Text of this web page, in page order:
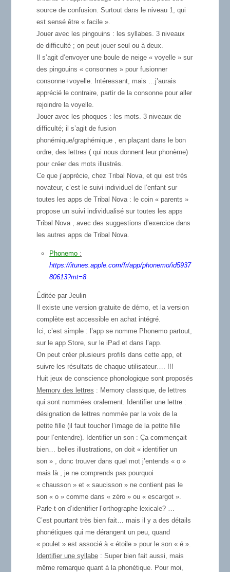
source de confusion. Surtout dans le niveau 1, qui
est sensé être « facile ».
Jouer avec les pingouins : les syllabes. 3 niveaux
de difficulté ; on peut jouer seul ou à deux.
Il s’agit d’envoyer une boule de neige « voyelle » sur
des pingouins « consonnes » pour fusionner
consonne+voyelle. Intéressant, mais …j’aurais
apprécié le contraire, partir de la consonne pour aller
rejoindre la voyelle.
Jouer avec les phoques : les mots. 3 niveaux de
difficulté; il s’agit de fusion
phonémique/graphémique , en plaçant dans le bon
ordre, des lettres ( qui nous donnent leur phonème)
pour créer des mots illustrés.
Ce que j’apprécie, chez Tribal Nova, et qui est très
novateur, c’est le suivi individuel de l’enfant sur
toutes les apps de Tribal Nova : le coin « parents »
propose un suivi individualisé sur toutes les apps
Tribal Nova , avec des suggestions d’exercice dans
les autres apps de Tribal Nova.
Phonemo :
https://itunes.apple.com/fr/app/phonemo/id5937
80613?mt=8
Éditée par Jeulin
Il existe une version gratuite de démo, et la version
complète est accessible en achat intégré.
Ici, c’est simple : l’app se nomme Phonemo partout,
sur le app Store, sur le iPad et dans l’app.
On peut créer plusieurs profils dans cette app, et
suivre les résultats de chaque utilisateur…. !!!
Huit jeux de conscience phonologique sont proposés
Memory des lettres : Memory classique, de lettres
qui sont nommées oralement. Identifier une lettre :
désignation de lettres nommée par la voix de la
petite fille (il faut toucher l’image de la petite fille
pour l’entendre). Identifier un son : Ça commençait
bien… belles illustrations, on doit « identifier un
son » , donc trouver dans quel mot j’entends « o »
mais là , je ne comprends pas pourquoi
« chausson » et « saucisson » ne contient pas le
son « o » comme dans « zéro » ou « escargot ».
Parle-t-on d’identifier l’orthographe lexicale? …
C’est pourtant très bien fait… mais il y a des détails
phonétiques qui me dérangent un peu, quand
« poulet » est associé à « étoile » pour le son « é ».
Identifier une syllabe: Super bien fait aussi, mais
même remarque quant à la phonétique. Pour moi,